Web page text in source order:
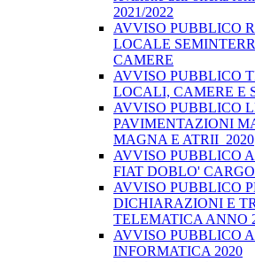
2021/2022
AVVISO PUBBLICO
LOCALE
CAMERE
AVVISO PUBBLICO
LOCALI, CAMERE E
AVVISO PUBBLICO
PAVIMENTAZIONI
MAGNA E ATRII_2020
AVVISO PUBBLICO
FIAT DOBLO'
AVVISO PUBBLICO
DICHIARAZIONI E
TELEMATICA ANNO
AVVISO PUBBLICO
INFORMATICA 2020